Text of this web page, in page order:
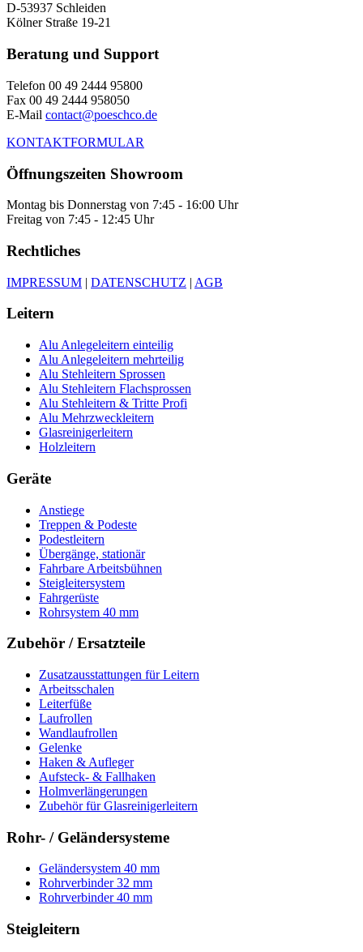
D-53937 Schleiden
Kölner Straße 19-21
Beratung und Support
Telefon 00 49 2444 95800
Fax 00 49 2444 958050
E-Mail contact@poeschco.de
KONTAKTFORMULAR
Öffnungszeiten Showroom
Montag bis Donnerstag von 7:45 - 16:00 Uhr
Freitag von 7:45 - 12:45 Uhr
Rechtliches
IMPRESSUM | DATENSCHUTZ | AGB
Leitern
Alu Anlegeleitern einteilig
Alu Anlegeleitern mehrteilig
Alu Stehleitern Sprossen
Alu Stehleitern Flachsprossen
Alu Stehleitern & Tritte Profi
Alu Mehrzweckleitern
Glasreinigerleitern
Holzleitern
Geräte
Anstiege
Treppen & Podeste
Podestleitern
Übergänge, stationär
Fahrbare Arbeitsbühnen
Steigleitersystem
Fahrgerüste
Rohrsystem 40 mm
Zubehör / Ersatzteile
Zusatzausstattungen für Leitern
Arbeitsschalen
Leiterfüße
Laufrollen
Wandlaufrollen
Gelenke
Haken & Aufleger
Aufsteck- & Fallhaken
Holmverlängerungen
Zubehör für Glasreinigerleitern
Rohr- / Geländersysteme
Geländersystem 40 mm
Rohrverbinder 32 mm
Rohrverbinder 40 mm
Steigleitern